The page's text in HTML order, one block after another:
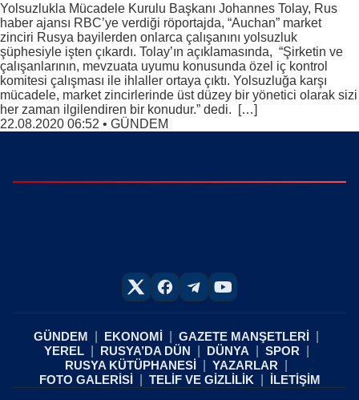
Yolsuzlukla Mücadele Kurulu Başkanı Johannes Tolay, Rus
haber ajansı RBC’ye verdiği röportajda, “Auchan” market
zinciri Rusya bayilerden onlarca çalışanını yolsuzluk
şüphesiyle işten çıkardı. Tolay’ın açıklamasında, “Şirketin ve
çalışanlarının, mevzuata uyumu konusunda özel iç kontrol
komitesi çalışması ile ihlaller ortaya çıktı. Yolsuzluğa karşı
mücadele, market zincirlerinde üst düzey bir yönetici olarak sizi
her zaman ilgilendiren bir konudur.” dedi. […]
22.08.2020 06:52 • GÜNDEM
GÜNDEM EKONOMİ
GAZETE MANŞETLERİ
YEREL
RUSYA’DA DÜN DÜNYA
SPOR
RUSYA KÜTÜPHANESİ
YAZARLAR
FOTO GALERİSİ
TELİF VE GİZLİLİK İLETİŞİM